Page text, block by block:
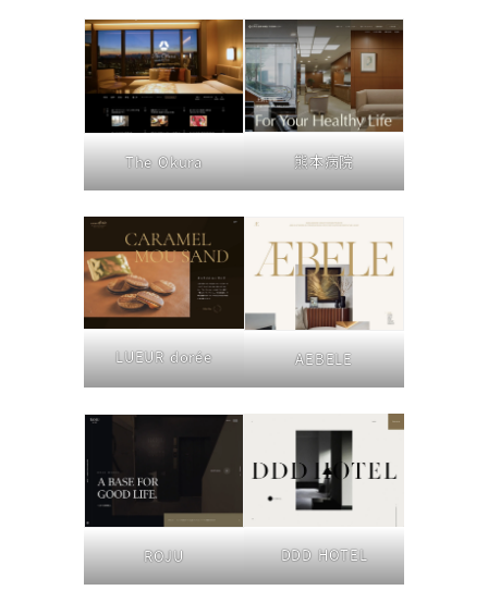
The Okura 熊本病院
LUEUR dorée AEBELE
ROJU DDD HOTEL